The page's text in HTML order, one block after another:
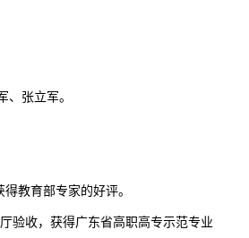
张立军。
教育部专家的好评。
验收，获得广东省高职高专示范专业